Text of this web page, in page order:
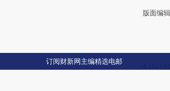
版面编
订阅财新网主编精选电邮